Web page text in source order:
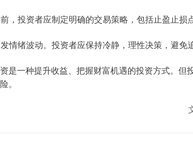
，投资者应制定明确的交易策略，包括止盈止损
情绪波动。投资者应保持冷静，理性决策，避免
是一种提升收益、把握财富机遇的投资方式。但
。